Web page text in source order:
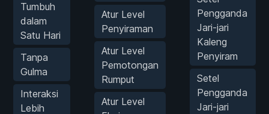
Tumbuh
dalam
Satu Hari
Tanpa
Gulma
Interaksi
Lebih
Atur Level
Penyiraman
Atur Level
Pemotongan
Rumput
Atur Level
Pengganda
Jari-jari
Kaleng
Penyiram
Setel
Pengganda
Jari-jari